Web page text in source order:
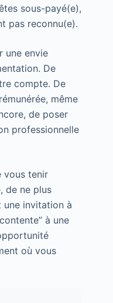
sous-payé(e),
pas reconnu(e).
une envie
De
compte. De
même
de poser
professionnelle
vous tenir
de ne plus
une invitation à
à une
où vous